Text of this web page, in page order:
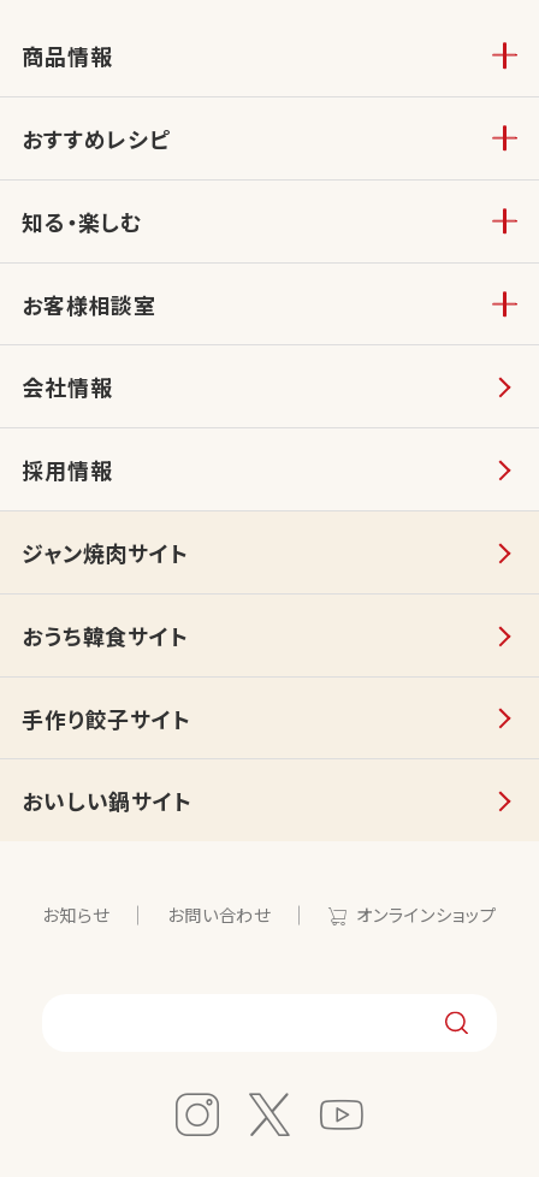
商品情報
おすすめレシピ
知る・楽しむ
お客様相談室
会社情報
採用情報
ジャン焼肉サイト
おうち韓食サイト
手作り餃子サイト
おいしい鍋サイト
お知らせ お問い合わせ オンラインショップ